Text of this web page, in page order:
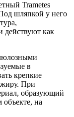
Trametes
шляпкой у него
действуют как
в
крепкие
жиру. При
образующий
на